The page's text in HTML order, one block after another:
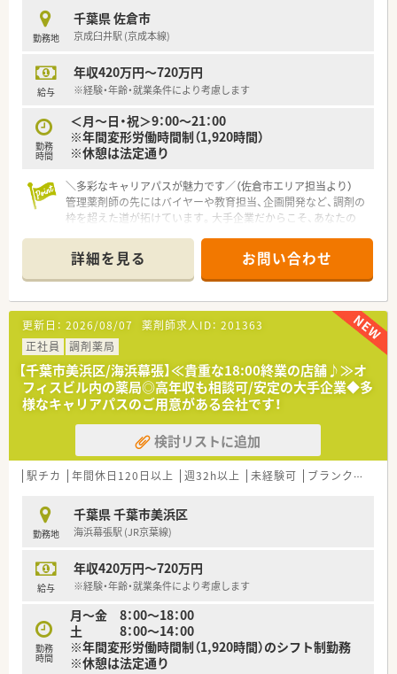
■ショッピングモールを地域医療の拠点と捉え、調剤のみならず
OTCや漢方、健康食品を通じて「健康」をトータルサポートしま
す。
や、在宅医療への積極的な取り組みにより地域社会へ深く貢献し
ています。
【求人情報について】
■想定年収は420万円から最大720万円となっており、これまで
のご経験やスキルをしっかりと考慮した上で個別に決定いたし
■昇給は年1回、賞与は年3回支給される実績があり、業績連動分
を含めて日々の努力が着実に収入へと還元される仕組みが整っ
ています。
いった住居に関するサポートが非常に手厚いのが大きな特徴で
す。
勤務地
千葉県 佐倉市
京成臼井駅 (京成本線)
給与
年収420万円～720万円
※経験・年齢・就業条件により考慮します
勤務
時間
＜月～日・祝＞9：00～21：00
※年間変形労働時間制（1,920時間）
※休憩は法定通り
＼多彩なキャリアパスが魅力です／（佐倉市エリア担当より）
管理薬剤師の先にはバイヤーや教育担当、企画開発など、調剤の
枠を超えた道が拓けています。大手企業だからこそ、あなたの
＊------------------------------------------＊
【店舗情報と応需状況について】
■京成臼井駅から徒歩2分という好立地にあり、ショッピングセ
ンター内に併設されているため、仕事帰りのお買い物にも非常に
便利です。
■処方箋は1日平均80枚から100枚程度を応需しており、面対応
で様々な医療機関からの多種多様な処方に触れることができま
す。
■お買い物ついでに処方箋を出されるお客様も多く、待ち時間を
有効活用いただけるため、焦らずに丁寧な対応を行うことが可能
です。
【こんな方にオススメ】
■今の職場では長期の休みが取れず、心身ともにリフレッシュで
きる時間を確保したいと切実に願っている薬剤師の方に最適で
■将来的に調剤業務以外のバイヤーや商品開発、教育担当など、
多様なフィールドで自分の可能性を試したい上昇志向の方に推
奨します。
りながら大手ならではの安心感の中で働きたいと考える方で
す。
【やりがい/おすすめポイント】
■日本トップクラスの小売チェーンであるからこそ、最新の医療
ニーズやトレンドをいち早く捉えた先進的な業務に携わる誇り
があります。
詳細を見る お問い合わせ
更新日： 2026/08/07 薬剤師求人ID： 201363
正社員
調剤薬局
【千葉市美浜区/海浜幕張】≪貴重な18:00終業の店舗♪≫オ
フィスビル内の薬局◎高年収も相談可/安定の大手企業◆多
様なキャリアパスのご用意がある会社です！
検討リストに追加
駅チカ 年間休日120日以上 週32h以上 未経験可 ブランク可
勤務地
千葉県 千葉市美浜区
海浜幕張駅 (JR京葉線)
給与
年収420万円～720万円
※経験・年齢・就業条件により考慮します
勤務
時間
月～金 8：00～18：00
土 8：00～14：00
※年間変形労働時間制（1,920時間）のシフト制勤務
※休憩は法定通り